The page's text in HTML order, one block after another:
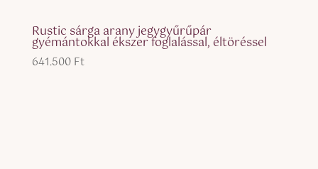
Rustic sárga arany jegygyűrűpár
gyémántokkal ékszer foglalással, éltöréssel
641.500 Ft